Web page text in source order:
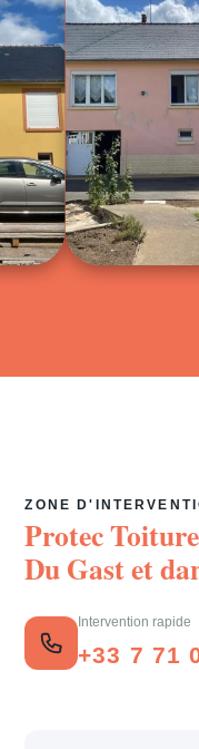
ZONE
Protec
Du Gastet
Intervention rapide
+33 7 71